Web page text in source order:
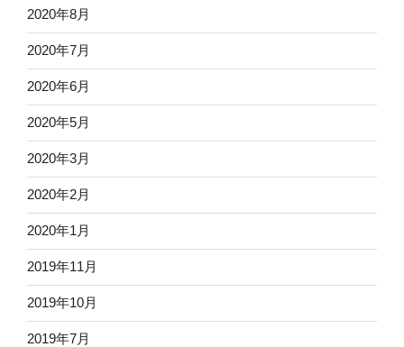
2020年8月
2020年7月
2020年6月
2020年5月
2020年3月
2020年2月
2020年1月
2019年11月
2019年10月
2019年7月